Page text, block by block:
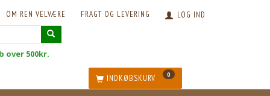
LOG IND
FRAGT OG LEVERING
OM REN VELVÆRE
over 500kr.
INDKØBSKURV 0